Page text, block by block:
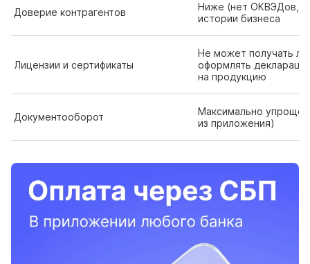
Доверие контрагентов
Ниже (нет ОКВЭДов,
истории бизнеса
Лицензии и сертификаты
Не может получать
оформлять
на продукцию
Документооборот
Максимально упрощен
из приложения)